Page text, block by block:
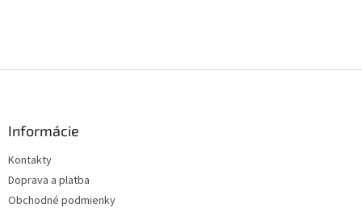
Informácie
Kontakty
Doprava a platba
Obchodné podmienky